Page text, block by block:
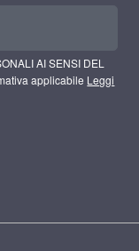
AI SENSI DEL
applicabile Leggi